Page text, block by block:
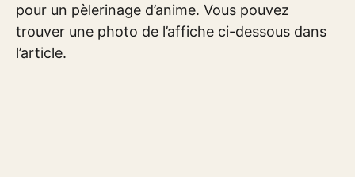
pour un pèlerinage d’anime. Vous pouvez
trouver une photo de l’affiche ci-dessous dans
l’article.